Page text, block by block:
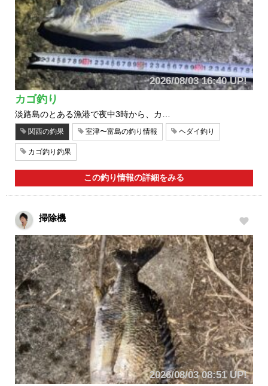
2026/08/03 16:40 UP!
カゴ釣り
淡路島のとある漁港で夜中3時から、カ…
関西の釣果 室津〜富島の釣り情報 ヘダイ釣り
カゴ釣り釣果
この釣り情報の詳細をみる
掃除機
2026/08/03 08:51 UP!